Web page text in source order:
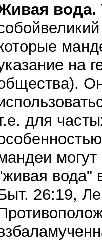
вода.
на
для
вода"
26:19,